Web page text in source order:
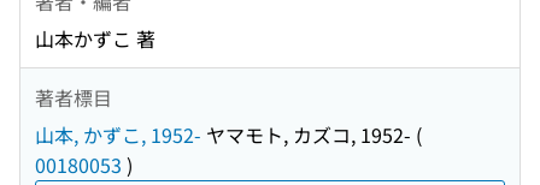
山本かずこ 著
著者標目
山本, かずこ, 1952- ヤマモト, カズコ, 1952- (
00180053 )